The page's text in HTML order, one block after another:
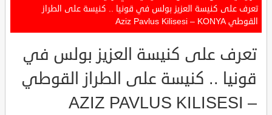
تعرف على كنيسة العزيز بولس في قونيا .. كنيسة على الطراز
القوطي Aziz Pavlus Kilisesi – KONYA
تعرف على كنيسة العزيز بولس في
قونيا .. كنيسة على الطراز القوطي
AZIZ PAVLUS KILISESI –